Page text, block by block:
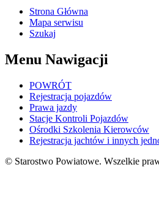
Strona Główna
Mapa serwisu
Szukaj
Menu Nawigacji
POWRÓT
Rejestracja pojazdów
Prawa jazdy
Stacje Kontroli Pojazdów
Ośrodki Szkolenia Kierowców
Rejestracja jachtów i innych
© Starostwo Powiatowe. Wszelkie